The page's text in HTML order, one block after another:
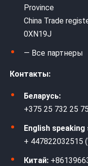
Province
China Trade
0XN19J
— Все партнеры
Контакты:
Беларусь:
+375 25 732 25
English
+ 447822032515
Китай: